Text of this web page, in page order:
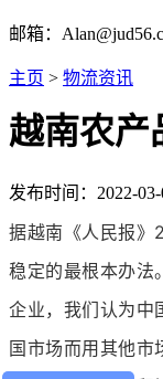
邮箱：
主页 > 物流资讯
越南农产
发布时间：2022-03-
据越南《人民报》
稳定的最根本办法
企业，我们认为中
国市场而用其他市